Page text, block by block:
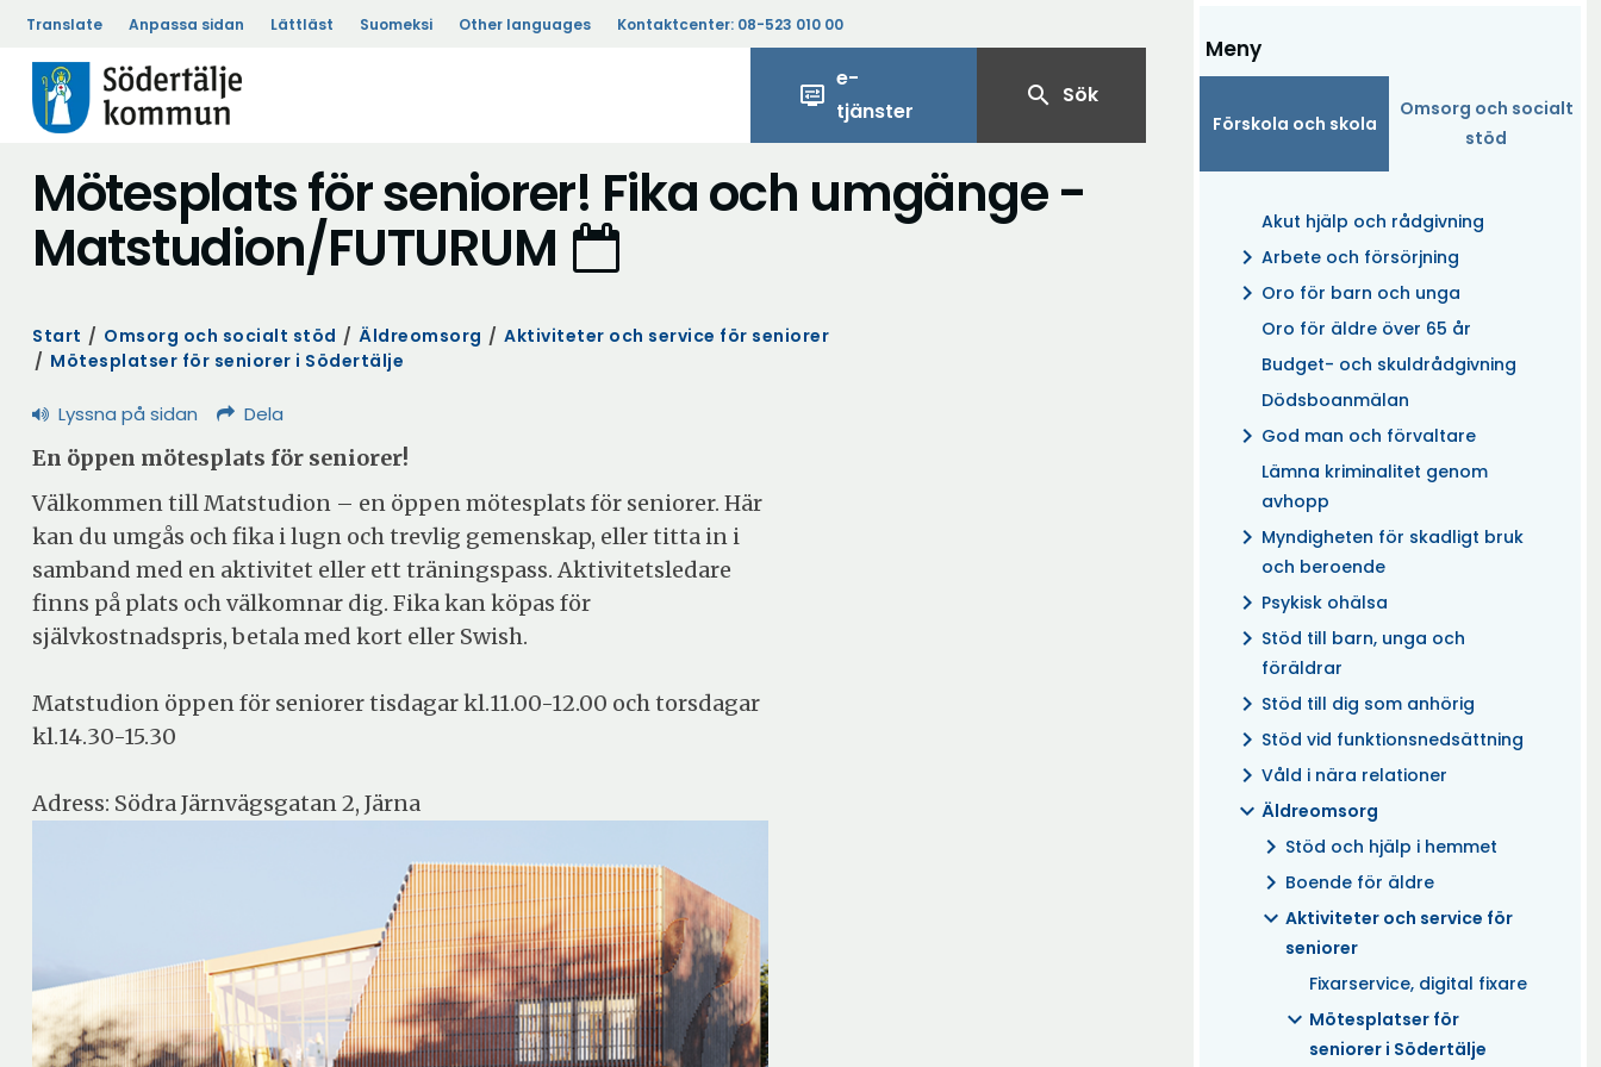
Translate Anpassa sidan Lättläst Suomeksi Other languages Kontaktcenter: 08-523 010 00
display_settings
e-
tjänster
search Sök
Meny
Förskola och skola
Omsorg och socialt
stöd
Akut hjälp och rådgivning
chevron_right Arbete och försörjning
chevron_right Oro för barn och unga
Oro för äldre över 65 år
Budget- och skuldrådgivning
Dödsboanmälan
chevron_right God man och förvaltare
Lämna kriminalitet genom
avhopp
chevron_right Myndigheten för skadligt bruk
och beroende
chevron_right Psykisk ohälsa
chevron_right Stöd till barn, unga och
föräldrar
chevron_right Stöd till dig som anhörig
chevron_right Stöd vid funktionsnedsättning
chevron_right Våld i nära relationer
expand_more Äldreomsorg
chevron_right Stöd och hjälp i hemmet
chevron_right Boende för äldre
expand_more Aktiviteter och service för
seniorer
Fixarservice, digital fixare
expand_more Mötesplatser för
seniorer i Södertälje
Mötesplats för seniorer! Fika och umgänge -
Matstudion/FUTURUM
Start / Omsorg och socialt stöd / Äldreomsorg / Aktiviteter och service för seniorer
/ Mötesplatser för seniorer i Södertälje
Lyssna på sidan Dela
En öppen mötesplats för seniorer!
Välkommen till Matstudion – en öppen mötesplats för seniorer. Här
kan du umgås och fika i lugn och trevlig gemenskap, eller titta in i
samband med en aktivitet eller ett träningspass. Aktivitetsledare
finns på plats och välkomnar dig. Fika kan köpas för
självkostnadspris, betala med kort eller Swish.
Matstudion öppen för seniorer tisdagar kl.11.00-12.00 och torsdagar
kl.14.30-15.30
Adress: Södra Järnvägsgatan 2, Järna